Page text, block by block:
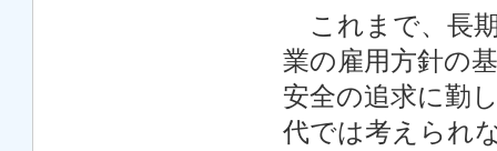
これまで、長
業の雇用方針の
安全の追求に勤
代では考えられ